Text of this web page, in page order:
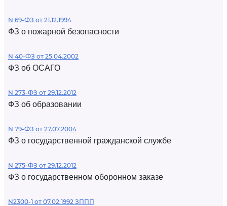
N 69-ФЗ от 21.12.1994
ФЗ о пожарной безопасности
N 40-ФЗ от 25.04.2002
ФЗ об ОСАГО
N 273-ФЗ от 29.12.2012
ФЗ об образовании
N 79-ФЗ от 27.07.2004
ФЗ о государственной гражданской службе
N 275-ФЗ от 29.12.2012
ФЗ о государственном оборонном заказе
N2300-1 от 07.02.1992 ЗППП